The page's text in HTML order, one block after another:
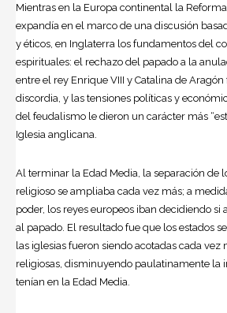
Mientras en la Europa continental la
expandía en el marco de una discusión
y éticos, en Inglaterra los fundamentos del
espirituales: el rechazo del papado a la
entre el rey Enrique VIII y Catalina de
discordia, y las tensiones políticas y
del feudalismo le dieron un carácter más
Iglesia anglicana.
Al terminar la Edad Media, la separación de
religioso se ampliaba cada vez más; a
poder, los reyes europeos iban decidiendo si
al papado. El resultado fue que los estados
las iglesias fueron siendo acotadas cada vez
religiosas, disminuyendo paulatinamente la
tenían en la Edad Media.